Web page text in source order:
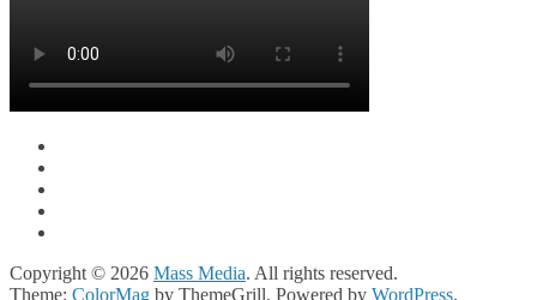
Copyright © 2026 Mass Media. All rights reserved.
Theme: ColorMag by ThemeGrill. Powered by WordPress.